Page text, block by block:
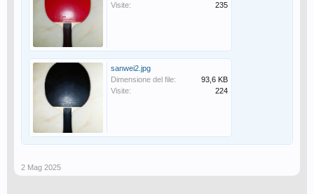
Visite:
235
sanwei2.jpg
Dimensione del file:
93,6 KB
Visite:
224
2 Mag 2025